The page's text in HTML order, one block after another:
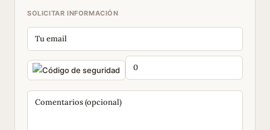
SOLICITAR INFORMACIÓN